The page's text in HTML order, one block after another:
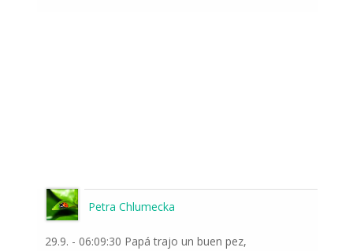
Petra Chlumecka
29.9. - 06:09:30 Papá trajo un buen pez,